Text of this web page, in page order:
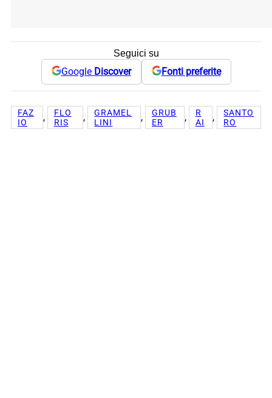
Seguici su
Google Discover Fonti preferite
FAZ
IO
,
FLO
RIS
,
GRAMEL
LINI
,
GRUB
ER
,
R
AI
,
SANTO
RO